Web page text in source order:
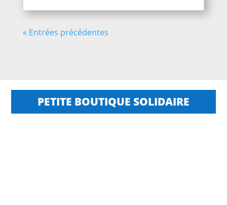
« Entrées précédentes
PETITE BOUTIQUE SOLIDAIRE